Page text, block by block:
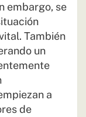
embargo, se
También
un
a
de